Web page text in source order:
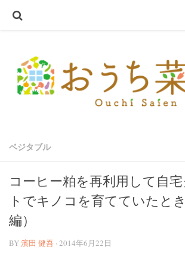
おうち菜園とは
SHOP
アクアスプラウトSV～さかな畑～
オーガニック種子
オーガニック培養土
オーガニック害虫忌避
軽量鉢
ベジタブル
コーヒー粕を再利用して自
トでキノコを育てていたと
編）
BY濱田 健吾 · 2014年6月22日